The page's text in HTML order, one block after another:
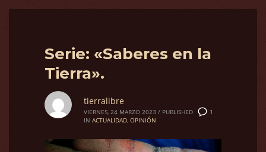
Serie: «Saberes en la
Tierra».
1
tierralibre
VIERNES, 24 MARZO 2023 / PUBLISHED
IN ACTUALIDAD OPINIÓN